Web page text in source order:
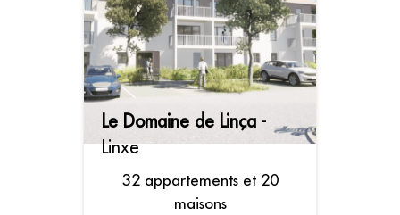
Le Domaine de Linça -
Linxe
32 appartements et 20
maisons